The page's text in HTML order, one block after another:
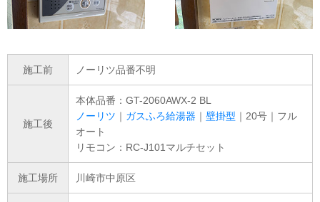
施工前 ノーリツ品番不明
施工後
本体品番：GT-2060AWX-2 BL
ノーリツ ｜ ガスふろ給湯器 ｜ 壁掛型 ｜20号｜フル
オート
リモコン：RC-J101マルチセット
施工場所 川崎市中原区